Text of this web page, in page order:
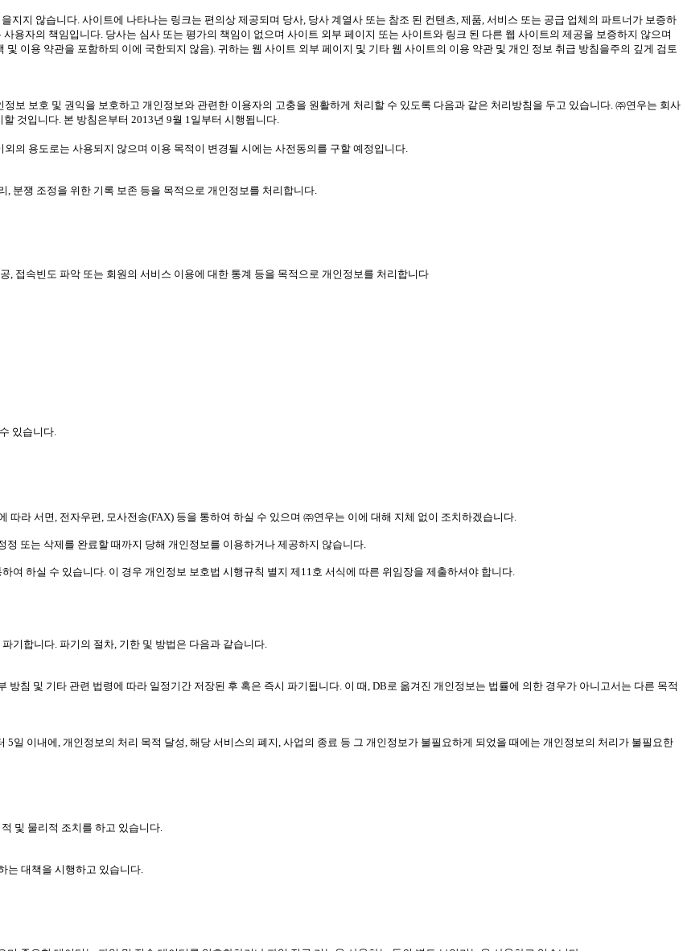
지지 않습니다. 사이트에 나타나는 링크는 편의상 제공되며 당사, 당사 계열사 또는 참조 된 컨텐츠, 제품, 서비스 또는 공급 업체의 파트너가 보증하
용자의 책임입니다. 당사는 심사 또는 평가의 책임이 없으며 사이트 외부 페이지 또는 사이트와 링크 된 다른 웹 사이트의 제공을 보증하지 않으며
이용 약관을 포함하되 이에 국한되지 않음). 귀하는 웹 사이트 외부 페이지 및 기타 웹 사이트의 이용 약관 및 개인 정보 취급 방침을주의 깊게 검토
보 보호 및 권익을 보호하고 개인정보와 관련한 이용자의 고충을 원활하게 처리할 수 있도록 다음과 같은 처리방침을 두고 있습니다. ㈜연우는 회사
것입니다. 본 방침은부터 2013년 9월 1일부터 시행됩니다.
의 용도로는 사용되지 않으며 이용 목적이 변경될 시에는 사전동의를 구할 예정입니다.
, 분쟁 조정을 위한 기록 보존 등을 목적으로 개인정보를 처리합니다.
접속빈도 파악 또는 회원의 서비스 이용에 대한 통계 등을 목적으로 개인정보를 처리합니다
있습니다.
라 서면, 전자우편, 모사전송(FAX) 등을 통하여 하실 수 있으며 ㈜연우는 이에 대해 지체 없이 조치하겠습니다.
또는 삭제를 완료할 때까지 당해 개인정보를 이용하거나 제공하지 않습니다.
하실 수 있습니다. 이 경우 개인정보 보호법 시행규칙 별지 제11호 서식에 따른 위임장을 제출하셔야 합니다.
기합니다. 파기의 절차, 기한 및 방법은 다음과 같습니다.
침 및 기타 관련 법령에 따라 일정기간 저장된 후 혹은 즉시 파기됩니다. 이 때, DB로 옮겨진 개인정보는 법률에 의한 경우가 아니고서는 다른 목적
일 이내에, 개인정보의 처리 목적 달성, 해당 서비스의 폐지, 사업의 종료 등 그 개인정보가 불필요하게 되었을 때에는 개인정보의 처리가 불필요한
및 물리적 조치를 하고 있습니다.
는 대책을 시행하고 있습니다.